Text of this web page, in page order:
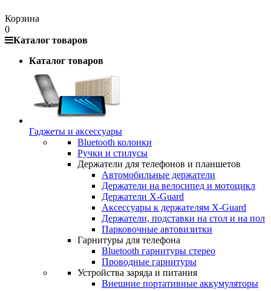
Корзина
0
Каталог товаров
Каталог товаров
Гаджеты и аксессуары
Bluetooth колонки
Ручки и стилусы
Держатели для телефонов и планшетов
Автомобильные держатели
Держатели на велосипед и мотоцикл
Держатели X-Guard
Аксессуары к держателям X-Guard
Держатели, подставки на стол и на пол
Парковочные автовизитки
Гарнитуры для телефона
Bluetooth гарнитуры стерео
Проводные гарнитуры
Устройства заряда и питания
Внешние портативные аккумуляторы